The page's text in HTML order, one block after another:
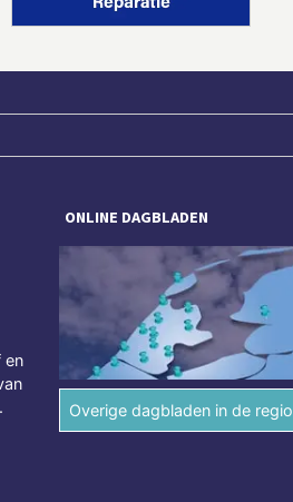
en
ONLINE DAGBLADEN
Overige dagbladen in de regio